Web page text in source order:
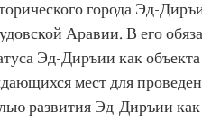
города Эд-
Аравии. В его
Эд-Диръии как
мест для
развития Эд-Диръии